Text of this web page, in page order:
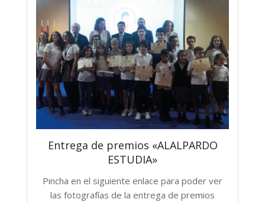
Entrega de premios «ALALPARDO
ESTUDIA»
Pincha en el siguiente enlace para poder ver
las fotografías de la entrega de premios